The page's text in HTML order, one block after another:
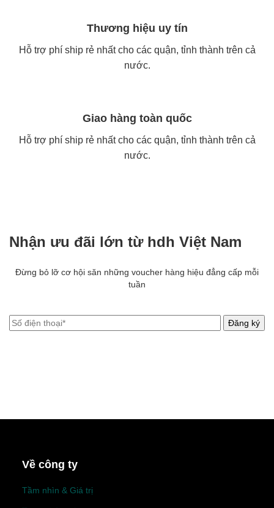
Thương hiệu uy tín
Hỗ trợ phí ship rẻ nhất cho các quận, tỉnh thành trên cả
nước.
Giao hàng toàn quốc
Hỗ trợ phí ship rẻ nhất cho các quận, tỉnh thành trên cả
nước.
Nhận ưu đãi lớn từ hdh Việt Nam
Đừng bỏ lỡ cơ hội săn những voucher hàng hiệu đẳng cấp mỗi
tuần
Về công ty
Tầm nhìn & Giá trị